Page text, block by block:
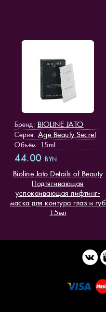
Бренд: BIOLINE JATO
Серия: Age Beauty Secret
Объём: 15ml
44.00 BYN
Bioline Jato Details of Beauty
Подтягивающая
успокаивающая лифтинг-
маска для контура глаз и губ
15мл